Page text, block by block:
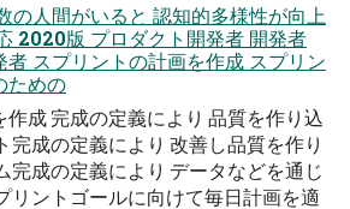
の人間がいると 認知的多様性が向上
2020版 プロダクト開発者 開発者
者 スプリントの計画を作成 スプリン
ための
成 完成の定義により 品質を作り込
完成の定義により 改善し品質を作り
完成の定義により データなどを通じ
リントゴールに向けて毎日計画を適